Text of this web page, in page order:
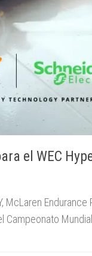
el WEC
Endurance
Mundial